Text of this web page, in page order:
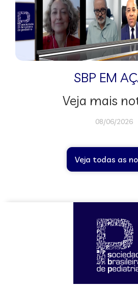
SBP EM
Veja mais
08/06/2026
Veja todas as